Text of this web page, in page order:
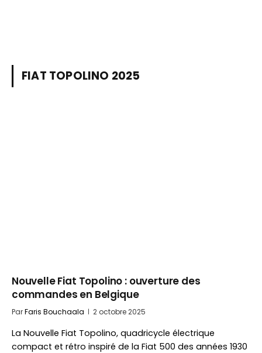
FIAT TOPOLINO 2025
Nouvelle Fiat Topolino : ouverture des
commandes en Belgique
ParFaris Bouchaala 2 octobre 2025
La Nouvelle Fiat Topolino, quadricycle électrique
compact et rétro inspiré de la Fiat 500 des années 1930